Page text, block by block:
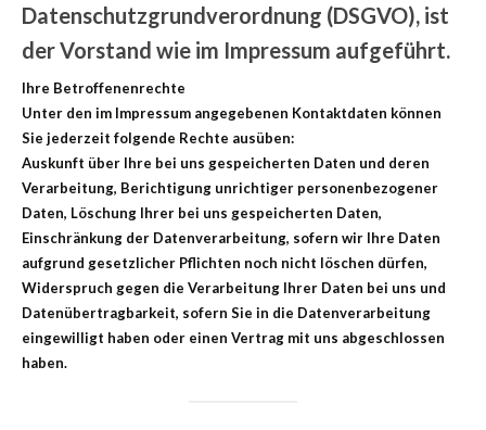
Datenschutzgrundverordnung (DSGVO), ist
der Vorstand wie im Impressum aufgeführt.
Ihre Betroffenenrechte
Unter den im Impressum angegebenen Kontaktdaten können
Sie jederzeit folgende Rechte ausüben:
Auskunft über Ihre bei uns gespeicherten Daten und deren
Verarbeitung, Berichtigung unrichtiger personenbezogener
Daten, Löschung Ihrer bei uns gespeicherten Daten,
Einschränkung der Datenverarbeitung, sofern wir Ihre Daten
aufgrund gesetzlicher Pflichten noch nicht löschen dürfen,
Widerspruch gegen die Verarbeitung Ihrer Daten bei uns und
Datenübertragbarkeit, sofern Sie in die Datenverarbeitung
eingewilligt haben oder einen Vertrag mit uns abgeschlossen
haben.